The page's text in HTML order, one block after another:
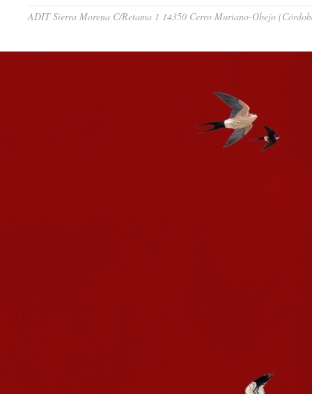
ADIT Sierra Morena C/Retama 1 14350 Cerro Muriano-Obejo